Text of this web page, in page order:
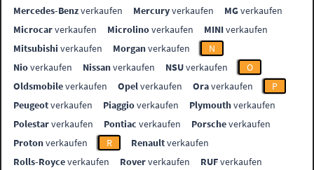
Mercedes-Benzverkaufen Mercuryverkaufen MGverkaufen
Microcarverkaufen Microlinoverkaufen MINIverkaufen
Mitsubishi verkaufen Morganverkaufen
N
Nioverkaufen Nissanverkaufen NSUverkaufen
O
Oldsmobileverkaufen Opelverkaufen Oraverkaufen
P
Peugeotverkaufen Piaggioverkaufen Plymouthverkaufen
Polestarverkaufen Pontiac verkaufen Porscheverkaufen
Protonverkaufen R Renaultverkaufen
Rolls-Royceverkaufen Roververkaufen RUFverkaufen